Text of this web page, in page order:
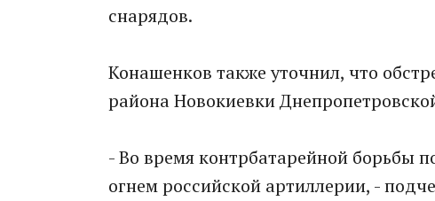
снарядов.
Конашенков также уточнил, что
района Новокиевки
- Во время контрбатарейной борьбы
огнем российской артиллерии, -